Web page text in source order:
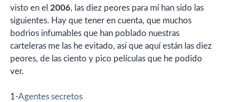
visto en el 2006, las diez peores para mí han sido las
siguientes. Hay que tener en cuenta, que muchos
bodrios infumables que han poblado nuestras
carteleras me las he evitado, así que aquí están las diez
peores, de las ciento y pico películas que he podido
ver.
1-Agentes secretos